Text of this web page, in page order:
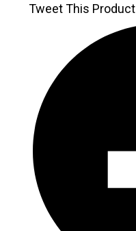
Tweet This Product